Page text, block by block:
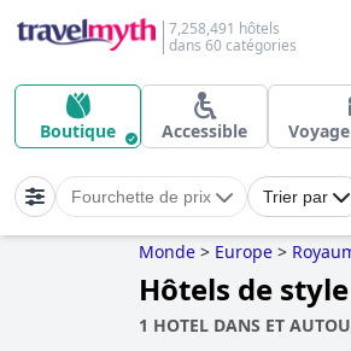
7,258,491 hôtels
dans 60 catégories
Boutique Accessible
Fourchette de prix Trier par
Monde > Europe >
Hôtels de
1 HOTEL DANS ET